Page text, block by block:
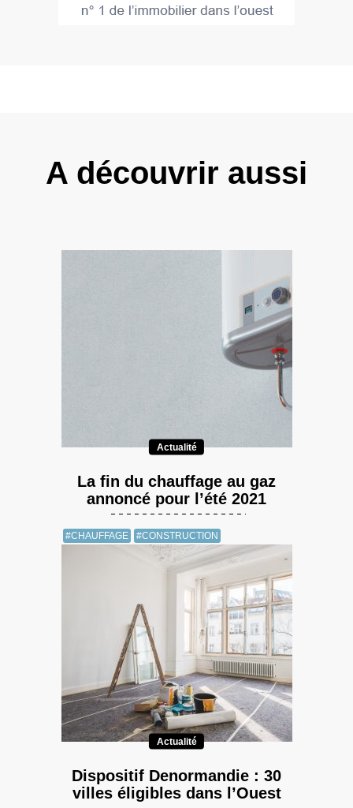
A découvrir aussi
Actualité
La fin du chauffage au gaz
annoncé pour l’été 2021
#CHAUFFAGE #CONSTRUCTION
Actualité
Dispositif Denormandie : 30
villes éligibles dans l’Ouest